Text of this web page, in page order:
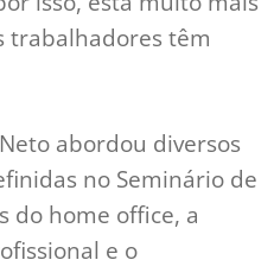
trabalhadores têm
abordou diversos
no Seminário de
do home office, a
e o